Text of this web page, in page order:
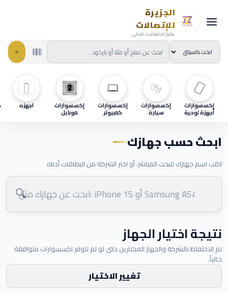
الجزيرة
للإتصالات
عالم الاتصالات الذكي
إكسسوارات
أجهزة لوحية
إكسسوارات
سيارة
إكسسوارات
كمبيوتر
إكسسوارات
موبايل
اجهزه
ابحث حسب جهازك
اكتب اسم جهازك للبحث المباشر، أو اختر الشركة من البطاقات أدناه
🔍
نتيجة اختيار الجهاز
تم الاحتفاظ بالشركة والجهاز المختارين حتى لو لم تتوفر اكسسوارات متوافقة
حالياً.
تغيير الاختيار